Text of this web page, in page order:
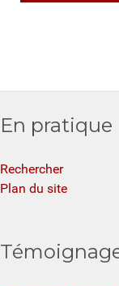
En pratique
Rechercher
Plan du site